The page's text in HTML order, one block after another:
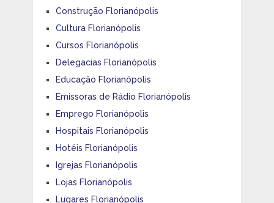
Construção Florianópolis
Cultura Florianópolis
Cursos Florianópolis
Delegacias Florianópolis
Educação Florianópolis
Emissoras de Rádio Florianópolis
Emprego Florianópolis
Hospitais Florianópolis
Hotéis Florianópolis
Igrejas Florianópolis
Lojas Florianópolis
Lugares Florianópolis